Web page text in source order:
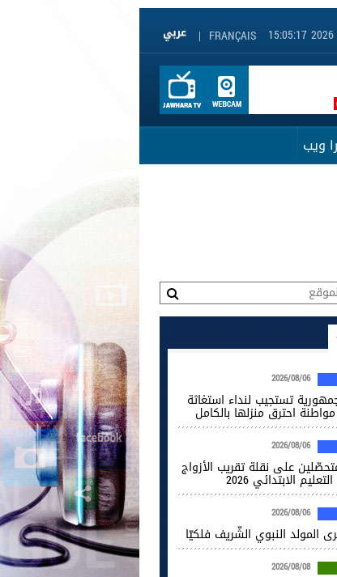
FRANÇAIS
|
ويب
2026/08/06
تستجيب لنداء استغاثة
احترق منزلها بالكامل
2026/08/06
على نقلة تقريب الأزواج
الابتدائي 2026
2026/08/06
المولد النبوي الشّريف فلكيّا
2026/08/08